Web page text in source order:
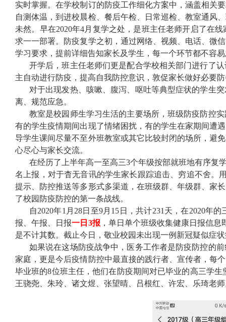
实时掌握。在学校制订的防疫工作细化方案中，涵盖相关
自测体温，到进校晨检、餐后午检、日常巡检、教室通风
未然。早在2020年4月复学之处，是班主任老师开启了在
求一一部署。防疫复学之初，通过网络、视频、电话、微
学习要求，提前详细告知家长及学生，每一个环节都不容
开学后，班主任老师们更是配合学校相关部门进行了
主自动进行防疫，提高自我防控意识，敦促家长做好必要
对于出现发热、咳嗽、腹泻、呕吐等典型症状的学生
离、规范应急。
教室是校园师生学习生活的主要场所，班级防疫防控
有的学生疫情期间出现了情绪困扰，有的学生在家期间遭
导学生课间尽量不至外班教室或其它比较封闭的场所，避
心尽心与家长交流。
在经历了上半年高一至高三3个年级按部就班地有序复
名上报，对于杳无音讯的学生家长跟踪追击、穷追不舍。
提示、防控推送等多形式多渠道，在班级群、年级群、家
了校园防疫防控的第一条战线。
自2020年1 月 28日至9月 15 日，共计231 天，在2020年的
报、午报、日报一日3报 ，单日单个班级收集健康日报信
是不计其数。截止今日，敬业校园未出现一例新冠疑似症
如果说在这场防疫战争中，医务工作者是防疫防控的
家庭，更是今后疫情防控中最直接的践行者、宣传者，每
毕业班的8位班主任，他们在防疫期间对已毕业的高三学生
王骁尧、朱玲、诸文煜、张望晴、吕根红、许宏、乐琦老